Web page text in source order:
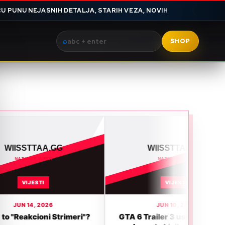
DETALJA, STARIH VEZA, NOVIH X U MENE BRATARA
⌕ SHOP
VIJESTI
GTA 6 Trailer 3 uskoro? Fanovi